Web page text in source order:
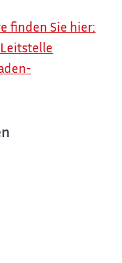
finden Sie hier: